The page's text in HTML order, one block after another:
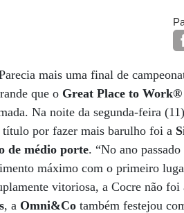
mais uma final de
que o Great Place to
Na noite da segunda-feira
por fazer mais barulho foi a
de médio porte. “No ano
máximo com o primeiro
vitoriosa, a Cocre não
, a Omni&Co também festejou